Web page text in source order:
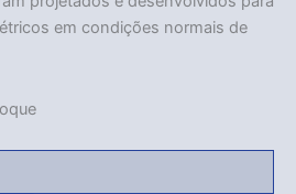
em condições normais de